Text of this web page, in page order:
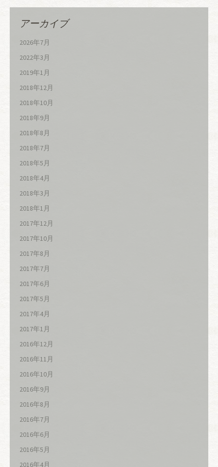
アーカイブ
2026年7月
2022年3月
2019年1月
2018年12月
2018年10月
2018年9月
2018年8月
2018年7月
2018年5月
2018年4月
2018年3月
2018年1月
2017年12月
2017年10月
2017年8月
2017年7月
2017年6月
2017年5月
2017年4月
2017年1月
2016年12月
2016年11月
2016年10月
2016年9月
2016年8月
2016年7月
2016年6月
2016年5月
2016年4月